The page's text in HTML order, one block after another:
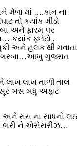
મેળા માં ….કાન ના
તો કયાંક મીઠો
અને ફારમ પર
કયાંક ફલેટો ,
અને હલક થી ગવાતા
ગરબા…આખુ ગુજરાત
લાખ તાળી તાલ
બસ બધુ અફાટ
રાસ ના સાધનો લઇ
ભરી ને એસેસરીઝ…